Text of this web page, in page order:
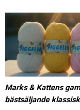
Marks & Kattens
bästsäljande